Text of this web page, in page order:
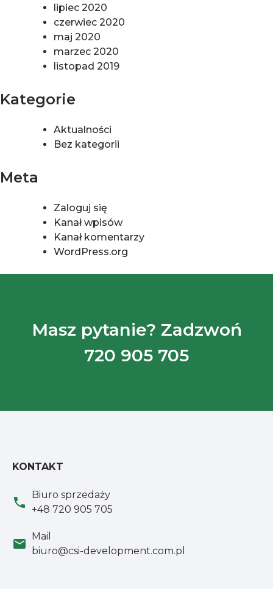
lipiec 2020
czerwiec 2020
maj 2020
marzec 2020
listopad 2019
Kategorie
Aktualności
Bez kategorii
Meta
Zaloguj się
Kanał wpisów
Kanał komentarzy
WordPress.org
Masz pytanie? Zadzwoń
720 905 705
KONTAKT
phone
Biuro sprzedaży
+48 720 905 705
mail
Mail
biuro@csi-development.com.pl